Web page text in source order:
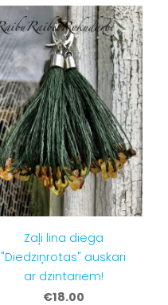
Zaļi lina diega
"Diedziņrotas" auskari
ar dzintariem!
€18.00